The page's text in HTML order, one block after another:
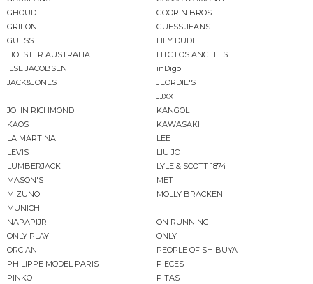
GHOUD
GOORIN BROS.
GRIFONI
GUESS JEANS
GUESS
HEY DUDE
HOLSTER AUSTRALIA
HTC LOS ANGELES
ILSE JACOBSEN
inDigo
JACK&JONES
JEORDIE'S
JJXX
JOHN RICHMOND
KANGOL
KAOS
KAWASAKI
LA MARTINA
LEE
LEVIS
LIU JO
LUMBERJACK
LYLE & SCOTT 1874
MASON'S
MET
MIZUNO
MOLLY BRACKEN
MUNICH
NAPAPIJRI
ON RUNNING
ONLY PLAY
ONLY
ORCIANI
PEOPLE OF SHIBUYA
PHILIPPE MODEL PARIS
PIECES
PINKO
PITAS